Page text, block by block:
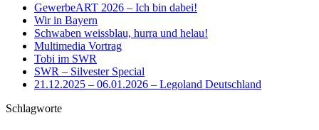
GewerbeART 2026 – Ich bin dabei!
Wir in Bayern
Schwaben weissblau, hurra und helau!
Multimedia Vortrag
Tobi im SWR
SWR – Silvester Special
21.12.2025 – 06.01.2026 – Legoland Deutschland
Schlagworte